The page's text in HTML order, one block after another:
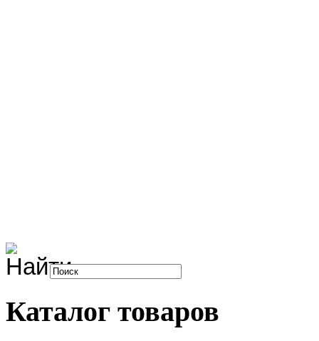
Каталог товаров